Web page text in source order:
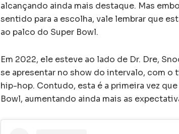
alcançando ainda mais destaque. Mas
sentido para a escolha, vale lembrar que
ao palco do Super Bowl.
Em 2022, ele esteve ao lado de Dr. Dre,
se apresentar no show do intervalo, com
hip-hop. Contudo, esta é a primeira vez
Bowl, aumentando ainda mais as